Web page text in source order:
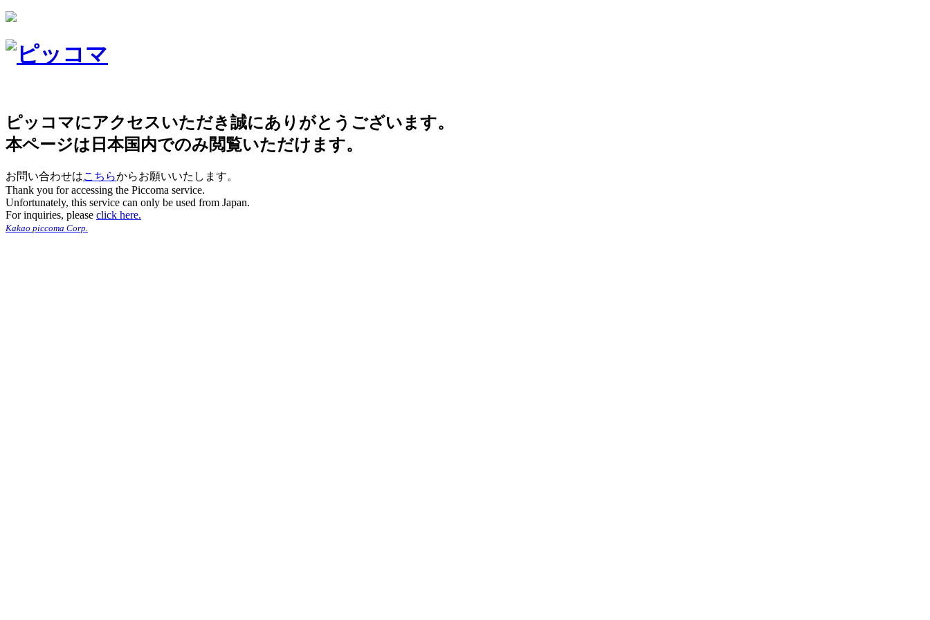
ピッコマにアクセスいただき誠にありがとうございます。
本ページは日本国内でのみ閲覧いただけます。
お問い合わせはこちらからお願いいたします。
Thank you for accessing the Piccoma service.
Unfortunately, this service can only be used from Japan.
For inquiries, please click here.
Kakao piccoma Corp.